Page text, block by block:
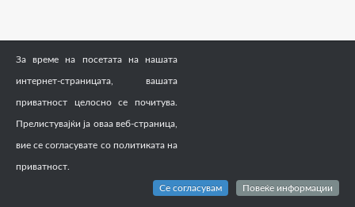
За време на посетата на нашата
интернет-страницата, вашата
приватност целосно се почитува.
Прелистувајќи ја оваа веб-страница,
вие се согласувате со политиката на
приватност.
Се согласувам Повеќе информации